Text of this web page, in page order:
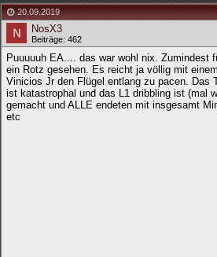
20.09.2019
NosX3
Beiträge: 462
Puuuuuh EA.... das war wohl nix. Zumindest
ein Rotz gesehen. Es reicht ja völlig mit
Vinicios Jr den Flügel entlang zu pacen. Das
ist katastrophal und das L1 dribbling ist (mal
gemacht und ALLE endeten mit insgesamt
etc